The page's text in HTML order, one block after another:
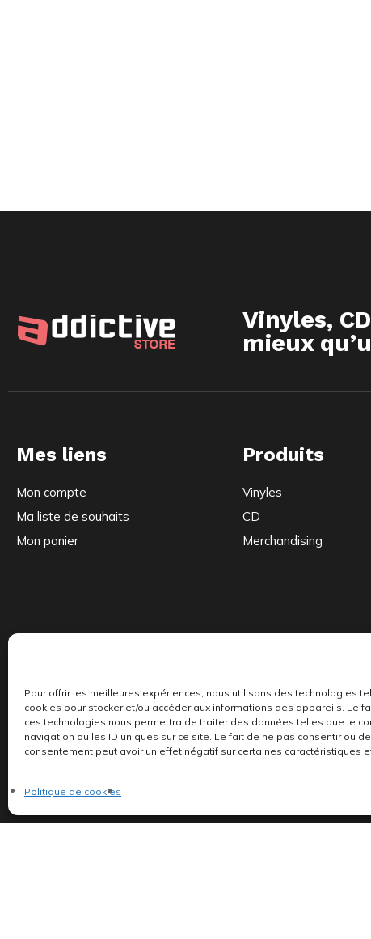
Pour offrir les meilleures expériences, nous utilisons des technologies
cookies pour stocker et/ou accéder aux informations des appareils. Le
ces technologies nous permettra de traiter des données telles que le
navigation ou les ID uniques sur ce site. Le fait de ne pas consentir ou
consentement peut avoir un effet négatif sur certaines caractéristiques
Politique de cookies
Vinyles,
mieux
Mes liens
Mon compte
Ma liste de souhaits
Mon panier
Produits
Vinyles
CD
Merchandising
Indépendants et passionnés, nous produisons